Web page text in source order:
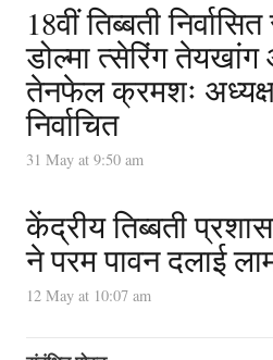
18वीं तिब्बती
डोल्मा त्सेरिंग
तेनफेल क्रमशः
निर्वाचित
31 May at 9:50 am
केंद्रीय तिब्बती
ने परम पावन दलाई
12 May at 10:07 am